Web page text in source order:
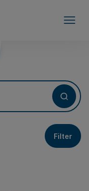
Filter